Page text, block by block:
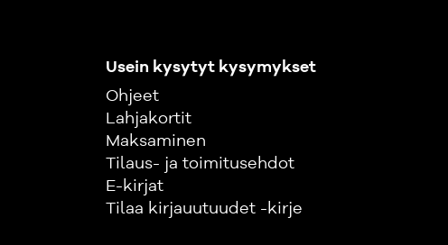
Usein kysytyt kysymykset
Ohjeet
Lahjakortit
Maksaminen
Tilaus- ja toimitusehdot
E-kirjat
Tilaa kirjauutuudet -kirje